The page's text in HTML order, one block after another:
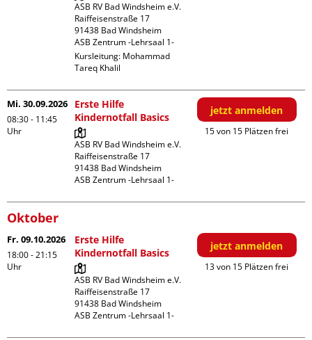
ASB RV Bad Windsheim e.V.
Raiffeisenstraße 17
91438 Bad Windsheim
ASB Zentrum -Lehrsaal 1-
Kursleitung: Mohammad
Tareq Khalil
Mi. 30.09.2026
08:30 - 11:45
Uhr
Erste Hilfe
Kindernotfall Basics
ASB RV Bad Windsheim e.V.
Raiffeisenstraße 17
91438 Bad Windsheim
ASB Zentrum -Lehrsaal 1-
jetzt anmelden
15 von 15 Plätzen frei
Oktober
Fr. 09.10.2026
18:00 - 21:15
Uhr
Erste Hilfe
Kindernotfall Basics
ASB RV Bad Windsheim e.V.
Raiffeisenstraße 17
91438 Bad Windsheim
ASB Zentrum -Lehrsaal 1-
jetzt anmelden
13 von 15 Plätzen frei